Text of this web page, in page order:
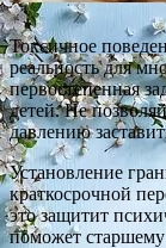
Токсичное
реальность для
первостепенная
детей. Не
давлению
Установление
краткосрочной
это защитит
поможет старшему